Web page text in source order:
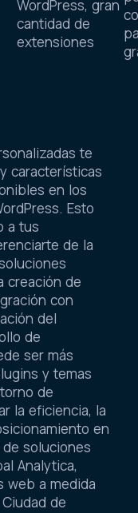
WordPress, gran
cantidad de
extensiones
te
características
en los
Esto
a tus
de la
creación de
con
del
de
ser más
y temas
de
la eficiencia, la
en
soluciones
Analytica,
web a medida
de